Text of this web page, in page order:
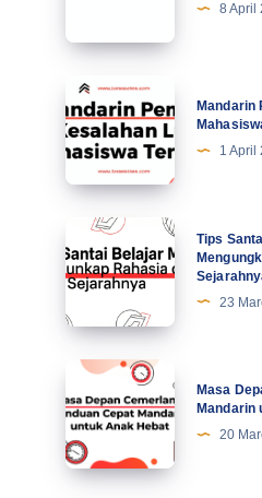
Profesional
Tingkatkan
Motivasi
di
Abad
Ke-
8 April
Mandarin
Pemula:
5
Kesalahan
Lucu
Mahasiswa
Terbaru
Mandarin
1 April
Tips
Santai
Belajar
Mandarin:
Mengungkap
Rahasia
dari
Jejak
Sejarahnya
Tips
23
Masa
Depan
Cemerlang:
Panduan
Cepat
Masa
Mandarin
20